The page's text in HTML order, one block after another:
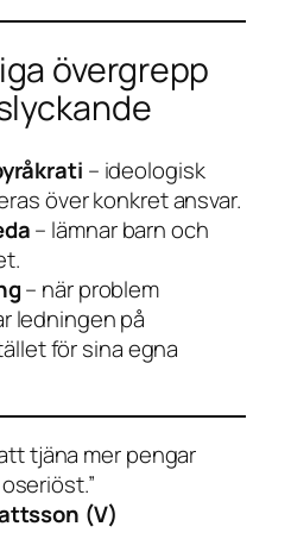
övergrepp
– ideologisk
över konkret ansvar.
– lämnar barn och
– när problem
ledningen på
för sina egna
tjäna mer pengar
(V)